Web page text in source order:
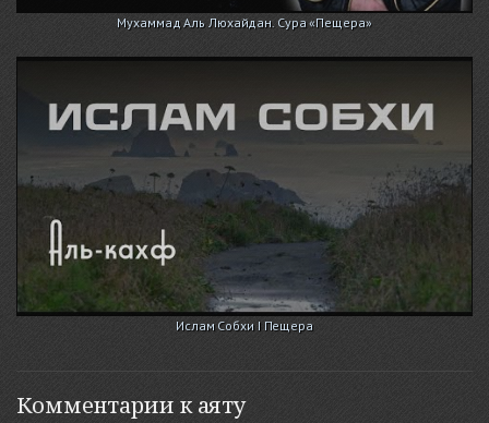
Мухаммад Аль Люхайдан. Сура «Пещера»
Ислам Собхи I Пещера
Комментарии к аяту